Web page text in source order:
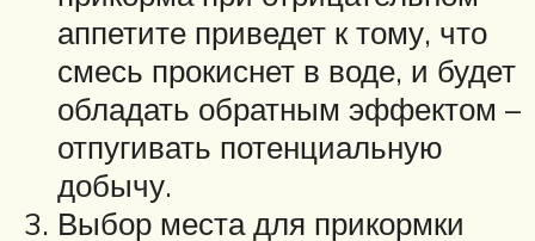
аппетите приведет к тому, что
смесь прокиснет в воде, и будет
обладать обратным эффектом –
отпугивать потенциальную
добычу.
Выбор места для прикормки